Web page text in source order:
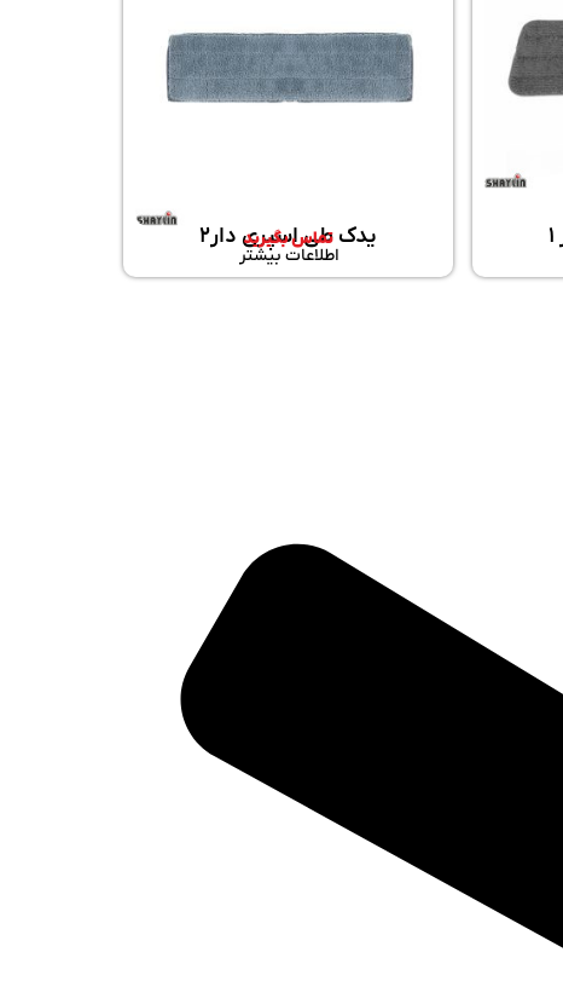
یدک طی اسپری دار2
تماس بگیرید
اطلاعات بیشتر